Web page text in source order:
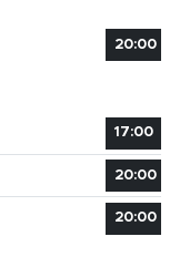
20:00
17:00
20:00
20:00